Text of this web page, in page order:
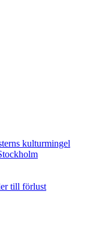
kulturmingel
till förlust